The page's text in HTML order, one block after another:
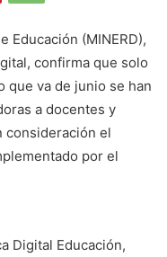
Educación (MINERD),
confirma que solo
que va de junio se han
a docentes y
consideración el
por el
Digital Educación,